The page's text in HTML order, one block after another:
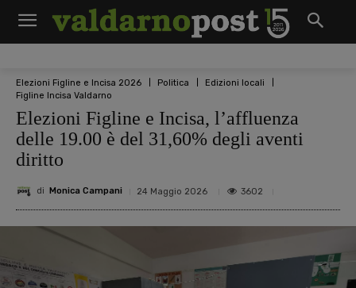
Elezioni Figline e Incisa 2026 Politica
Edizioni locali
Figline Incisa Valdarno
Elezioni Figline e Incisa, l’affluenza
delle 19.00 è del 31,60% degli aventi
diritto
di Monica Campani 24 Maggio 2026 3602